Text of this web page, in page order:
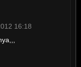
16:18